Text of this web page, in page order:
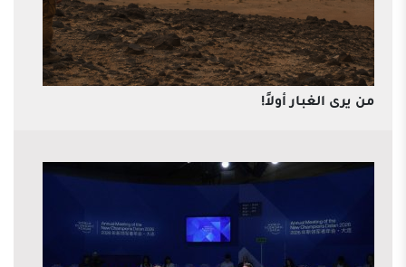
من يرى الغبار أولاً!